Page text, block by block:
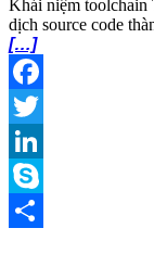
Khái niệm toolchain
dịch source code
[…]
Facebook
Twitter
LinkedIn
Skype